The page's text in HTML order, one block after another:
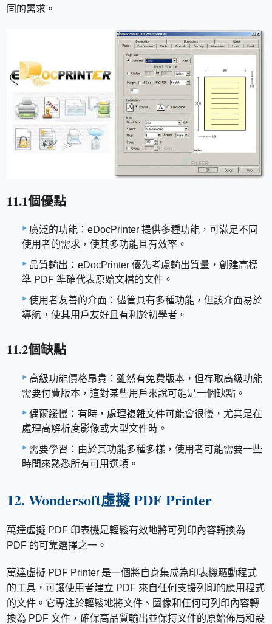
同的需求。
11.1個優點
廣泛的功能：eDocPrinter 提供多種功能，可滿足不同
使用者的需求，使其多功能且有效率。
品質輸出：eDocPrinter 優先考慮輸出質量，創建高標
準 PDF 準確代表原始文檔的文件。
使用者友善的介面：儘管具有多種功能，但該介面易於
導航，使其用戶友好且有利於初學者。
11.2個缺點
高級功能價格昂貴：雖然有免費版本，但存取高級功能
需要付費版本，這對某些用戶來說可能是一個缺點。
偶爾緩慢：有時，處理複雜文件可能會很慢，尤其是在
處理高解析度影像或大型文件時。
需要學習：由於其功能多種多樣，使用者可能需要一些
時間來熟悉所有可用選項。
12. Wondersoft虛擬 PDF Printer
萬達虛擬 PDF 印表機是輕鬆有效地將可列印內容轉換為
PDF 的可靠選擇之一。
萬達虛擬 PDF Printer 是一個將自身集成為印表機驅動程式
的工具，可讓使用者建立 PDF 來自任何支援列印的應用程式
的文件。它專注於輕鬆地將文件、圖像和任何可列印內容轉
換為 PDF 文件，確保高品質輸出並保持文件的原始佈局和設